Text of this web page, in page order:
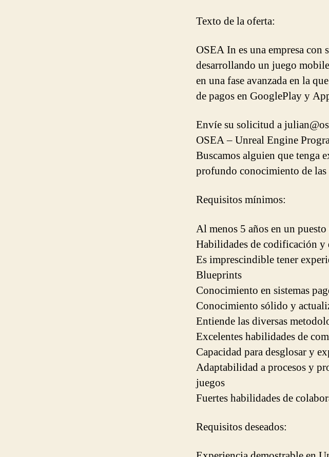
Texto de la oferta:
OSEA In es una empresa con
desarrollando un juego
en una fase avanzada en la
de pagos en GooglePlay y
Envíe su solicitud a
OSEA – Unreal Engine
Buscamos alguien que tenga
profundo conocimiento de
Requisitos mínimos:
Al menos 5 años en un
Habilidades de codificación y
Es imprescindible tener
Blueprints
Conocimiento en sistemas
Conocimiento sólido y
Entiende las diversas
Excelentes habilidades de
Capacidad para desglosar y
Adaptabilidad a procesos y
juegos
Fuertes habilidades de
Requisitos deseados: